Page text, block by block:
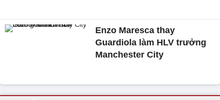
Enzo Maresca thay
Guardiola làm HLV trưởng
Manchester City